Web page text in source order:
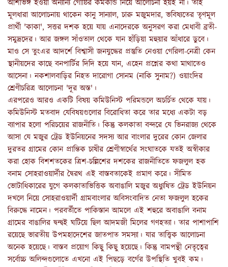
আশাভঙ্গ হওয়া অন্যান্য গোষ্ঠির কর্মকান্ড নিয়ে আলোচনা হয়ই না। তাই
মূলধারা আলোচনায় থাকেন কানু সান্যাল, চারু মজুমদার, ভবিষ্যতের তৃণমূল
প্রার্থী 'কাকা', সত্তর দশক হয়ে যায় এনাদেরকে অনুসরণ করা মেধাবী ব্রতী-
সমুদ্রদের। আর জঙ্গল সাঁওতাল থেকে যান হাঁড়িয়া মহুয়ার আঁধারে ডুবে।
মাও সে তুংএর আদর্শে বিশ্বাসী জনযুদ্ধের প্রস্তুতি নেওয়া গেরিলা-নেত্রী কেন
স্থানীয়দের কাছে বনপার্টির দিদি হয়ে যান, এহেন প্রশ্নের কথা মাথাতেও
আসেনা। নকশালবাড়ির নিহত দারোগা সোনম (নাকি সুনাম?) ওয়াংদির
শ্রেণীচরিত্র আলোচনা 'দূর অস্ত'।
এরপরেও আরও একটি বিষয় কমিউনিস্ট পরিমন্ডলে অচর্চিত থেকে যায়।
কমিউনিস্ট মতবাদ যেবিষয়গুলোর বিরোধিতা করে তার মধ্যে একটা বড়
ব্যাপার হলো পরিচয়ের রাজনীতি। কিন্তু কলকাতা বন্দরে যে ভিনরাজ্য থেকে
আসা যে মজুর ট্রেড ইউনিয়নের সদস্য আর বাংলার দুরের কোন জেলার
দুরতর গ্রামের কোন প্রান্তিক চাষীর শ্রেণীস্বার্থের সংঘাতকে যতই অস্বীকার
করা হোক বিশশতকের ত্রিশ-চল্লিশের দশকের রাজনীতিতে ফজলুল হক
বনাম সোহরাওয়ার্দীর দ্বৈরথ এই বাস্তবতাকেই প্রমাণ করে। সীমিত
ভোটাধিকারের যুগে কলকাতাভিত্তিক অবাঙালি মজুর অধ্যুষিত ট্রেড ইউনিয়ন
দখলে নিয়ে সোহরাওয়ার্দী গ্রামবাংলার অবিসংবাদিত নেতা ফজলুল হকের
বিরুদ্ধে নামেন। পরবর্তীতে পাকিস্তান আমলে এই শহুরে অবাঙালি বনাম
গ্রামের বাঙালির দ্বন্দ্বই ঘটিয়ে ছিল আদমজী মিলের গণহত্যা। তার পাশাপাশি
রয়েছে ভারতীয় উপমহাদেশের জাতপাত সমস্যা। যার তাত্ত্বিক আলোচনা
অনেক হয়েছে। বাস্তব প্রয়োগ কিছু কিছু হয়েছে। কিন্তু বামপন্থী নেতৃত্বের
সর্বোচ্চ অলিন্দগুলোতে এখনো এই পিছড়ে বর্গের উপস্থিতি খুবই কম।